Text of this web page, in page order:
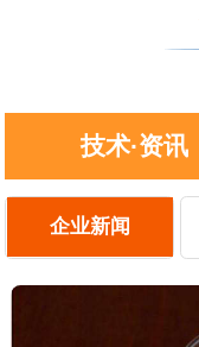
技术·资讯
企业新闻